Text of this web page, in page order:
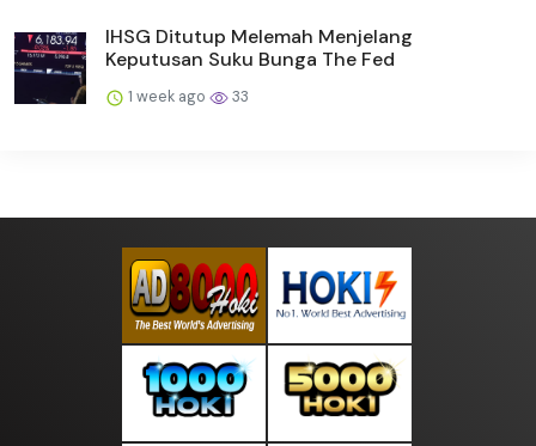
IHSG Ditutup Melemah Menjelang
Keputusan Suku Bunga The Fed
1 week ago 33